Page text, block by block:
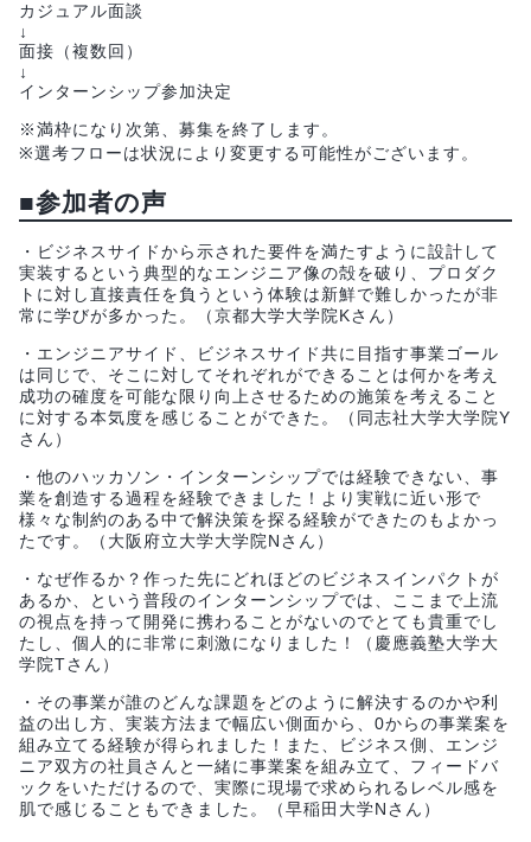
カジュアル面談
↓
面接（複数回）
↓
インターンシップ参加決定
※満枠になり次第、募集を終了します。
※選考フローは状況により変更する可能性がございます。
■参加者の声
・ビジネスサイドから示された要件を満たすように設計して
実装するという典型的なエンジニア像の殻を破り、プロダク
トに対し直接責任を負うという体験は新鮮で難しかったが非
常に学びが多かった。（京都大学大学院Kさん）
・エンジニアサイド、ビジネスサイド共に目指す事業ゴール
は同じで、そこに対してそれぞれができることは何かを考え
成功の確度を可能な限り向上させるための施策を考えること
に対する本気度を感じることができた。（同志社大学大学院Y
さん）
・他のハッカソン・インターンシップでは経験できない、事
業を創造する過程を経験できました！より実戦に近い形で
様々な制約のある中で解決策を探る経験ができたのもよかっ
たです。（大阪府立大学大学院Nさん）
・なぜ作るか？作った先にどれほどのビジネスインパクトが
あるか、という普段のインターンシップでは、ここまで上流
の視点を持って開発に携わることがないのでとても貴重でし
たし、個人的に非常に刺激になりました！（慶應義塾大学大
学院Tさん）
・その事業が誰のどんな課題をどのように解決するのかや利
益の出し方、実装方法まで幅広い側面から、0からの事業案を
組み立てる経験が得られました！また、ビジネス側、エンジ
ニア双方の社員さんと一緒に事業案を組み立て、フィードバ
ックをいただけるので、実際に現場で求められるレベル感を
肌で感じることもできました。（早稲田大学Nさん）